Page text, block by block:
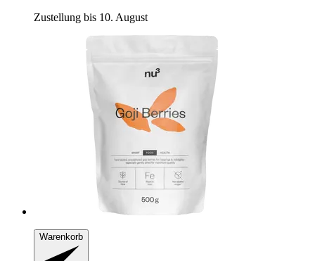
Zustellung bis 10. August
Warenkorb